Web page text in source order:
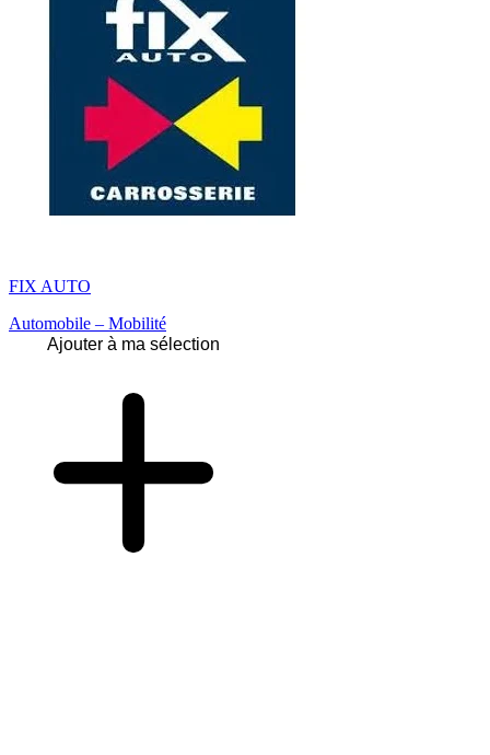
FIX AUTO
Automobile – Mobilité
Ajouter à ma sélection